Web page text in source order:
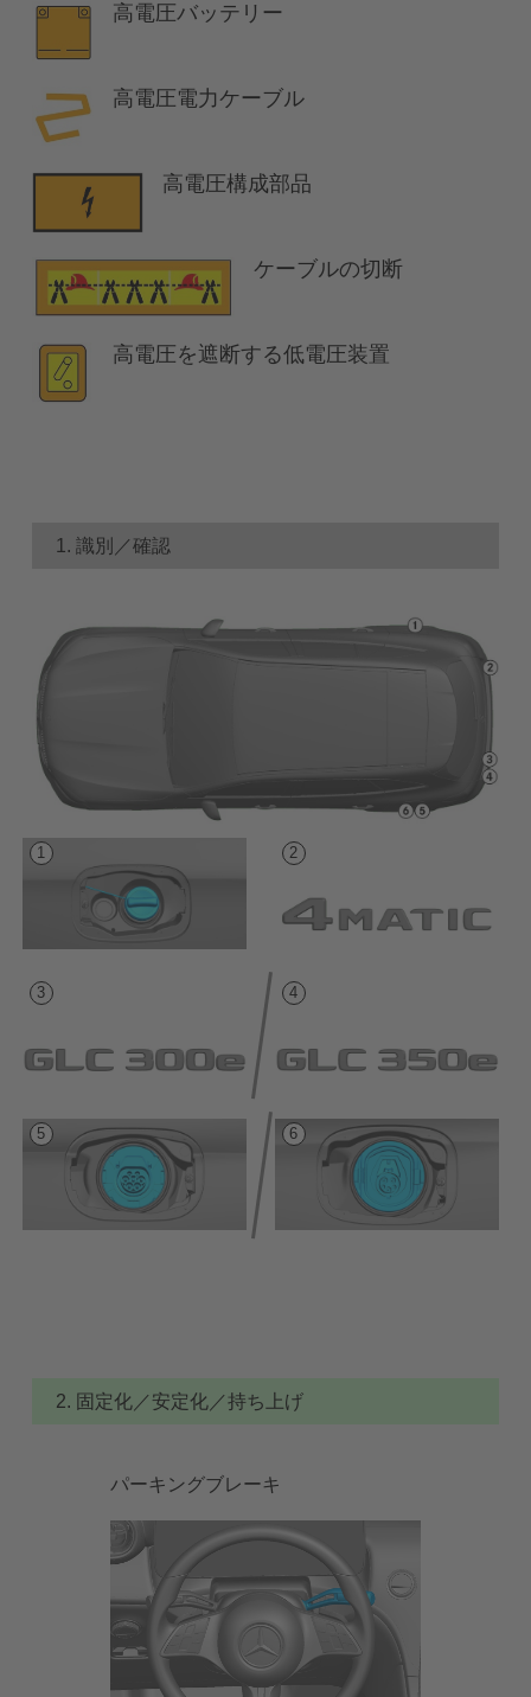
高電圧バッテリー
高電圧電力ケーブル
高電圧構成部品
ケーブルの切断
高電圧を遮断する低電圧装置
1. 識別／確認
2. 固定化／安定化／持ち上げ
パーキングブレーキ